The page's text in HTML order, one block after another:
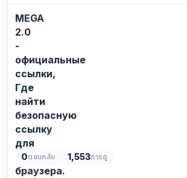
of
random,
neutral
neutral
pointer:
source
migh…
MEGA
2.0
-
официальные
ссылки,
Где
найти
безопасную
ссылку
для
тор
браузера.
0ตอบกลับ 1,553การดู